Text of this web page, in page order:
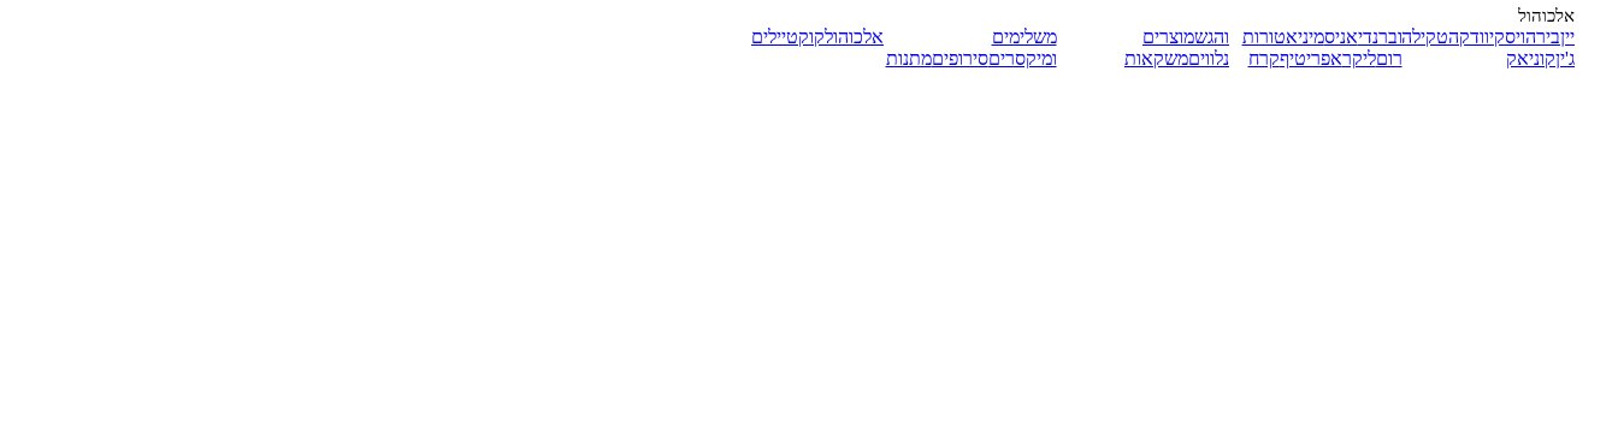
אלכוהול
ייןבירהויסקיוודקהטקילה
ג'יןקוניאק
וברנדיאניסמיניאטורות
רוםליקראפריטיףקרח
והגשמוצרים
נלוויםמשקאות
משלימים
ומיקסריםסירופיםמתנות
אלכוהולקוקטיילים